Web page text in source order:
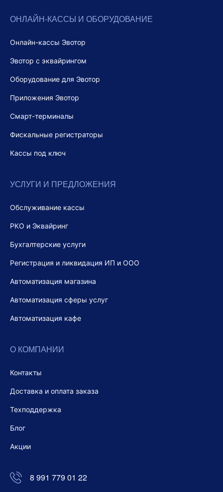
ОНЛАЙН-КАССЫ И ОБОРУДОВАНИЕ
Онлайн-кассы Эвотор
Эвотор с эквайрингом
Оборудование для Эвотор
Приложения Эвотор
Смарт-терминалы
Фискальные регистраторы
Кассы под ключ
УСЛУГИ И ПРЕДЛОЖЕНИЯ
Обслуживание кассы
РКО и Эквайринг
Бухгалтерские услуги
Регистрация и ликвидация ИП и ООО
Автоматизация магазина
Автоматизация сферы услуг
Автоматизация кафе
О КОМПАНИИ
Контакты
Доставка и оплата заказа
Техподдержка
Блог
Акции
8 991 779 01 22